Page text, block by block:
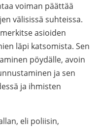
voiman päättää
välisissä suhteissa.
asioiden
läpi katsomista. Sen
pöydälle, avoin
ja sen
ja ihmisten
eli poliisin,